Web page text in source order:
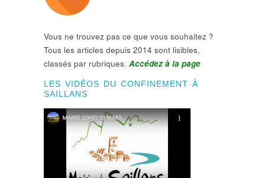
Vous ne trouvez pas ce que vous souhaitez ?
Tous les articles depuis 2014 sont lisibles,
classés par rubriques. Accédez à la page
LES VIDÉOS DU CONFINEMENT À
SAILLANS